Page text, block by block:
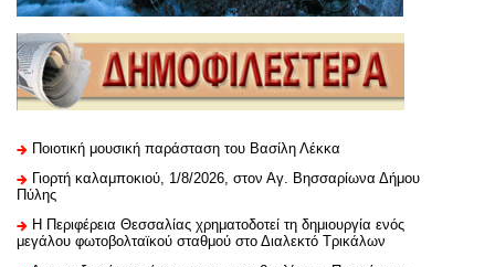
Ποιοτική μουσική παράσταση του Βασίλη Λέκκα
Γιορτή καλαμποκιού, 1/8/2026, στον Αγ. Βησσαρίωνα Δήμου
Πύλης
H Περιφέρεια Θεσσαλίας χρηματοδοτεί τη δημιουργία ενός
μεγάλου φωτοβολταϊκού σταθμού στο Διαλεκτό Τρικάλων